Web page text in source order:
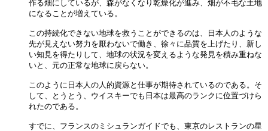
作る畑にしているが、森がなくなり乾燥化が進み、畑が不毛な土地
になることが増えている。
この持続化できない地球を救うことができるのは、日本人のような
先が見えない努力を厭わないで働き、徐々に品質を上げたり、新し
い知見を得たりして、地球の状況を変えるような発見を積み重ねな
いと、元の正常な地球に戻らない。
このように日本人の人的資源と仕事が期待されているのである。そ
して、とうとう、ウイスキーでも日本は最高のランクに位置づけら
れたのである。
すでに、フランスのミシュランガイドでも、東京のレストランの星